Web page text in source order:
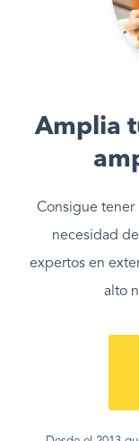
Amplia
Consigue
necesidad
expertos en
alto